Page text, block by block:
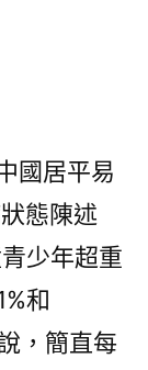
第
一
義
務
人〉
國居平易
態陳述
少年超重
和
，簡直每